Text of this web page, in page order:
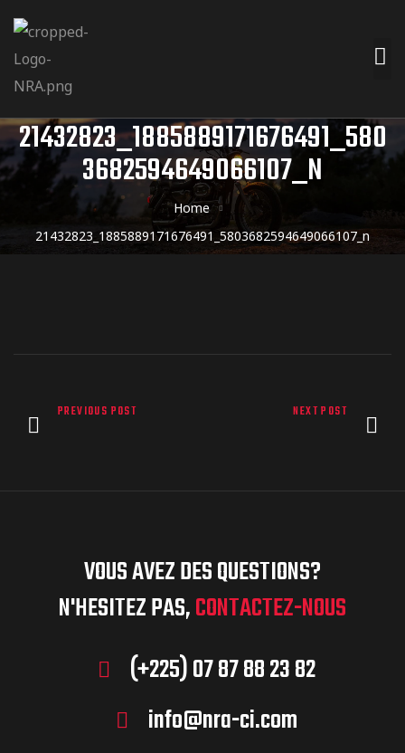
21432823_1885889171676491_580
3682594649066107_N
Home
21432823_1885889171676491_5803682594649066107_n
PREVIOUS POST NEXT POST
VOUS AVEZ DES QUESTIONS?
N'HESITEZ PAS,CONTACTEZ-NOUS
(+225) 07 87 88 23 82
info@nra-ci.com